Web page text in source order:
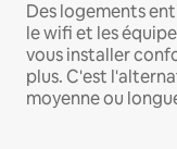
Des logements
le wifi et les
vous installer
plus. C'est
moyenne ou